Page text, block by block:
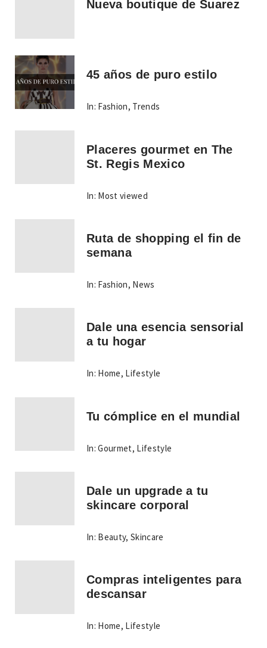
Nueva boutique de Suarez
45 años de puro estilo
In: Fashion, Trends
Placeres gourmet en The
St. Regis Mexico
In: Most viewed
Ruta de shopping el fin de
semana
In: Fashion, News
Dale una esencia sensorial
a tu hogar
In: Home, Lifestyle
Tu cómplice en el mundial
In: Gourmet, Lifestyle
Dale un upgrade a tu
skincare corporal
In: Beauty,Skincare
Compras inteligentes para
descansar
In: Home, Lifestyle